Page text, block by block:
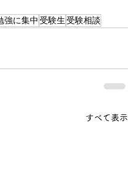
強に集中 受験生 受験相談
すべて表示